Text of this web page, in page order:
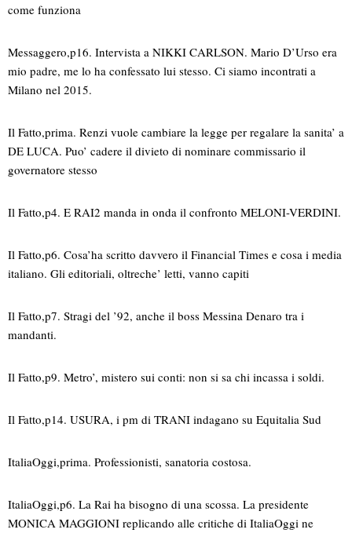
come funziona
Messaggero,p16. Intervista a NIKKI CARLSON. Mario D’Urso era
mio padre, me lo ha confessato lui stesso. Ci siamo incontrati a
Milano nel 2015.
Il Fatto,prima. Renzi vuole cambiare la legge per regalare la sanita’ a
DE LUCA. Puo’ cadere il divieto di nominare commissario il
governatore stesso
Il Fatto,p4. E RAI2 manda in onda il confronto MELONI-VERDINI.
Il Fatto,p6. Cosa’ha scritto davvero il Financial Times e cosa i media
italiano. Gli editoriali, oltreche’ letti, vanno capiti
Il Fatto,p7. Stragi del ’92, anche il boss Messina Denaro tra i
mandanti.
Il Fatto,p9. Metro’, mistero sui conti: non si sa chi incassa i soldi.
Il Fatto,p14. USURA, i pm di TRANI indagano su Equitalia Sud
ItaliaOggi,prima. Professionisti, sanatoria costosa.
ItaliaOggi,p6. La Rai ha bisogno di una scossa. La presidente
MONICA MAGGIONI replicando alle critiche di ItaliaOggi ne